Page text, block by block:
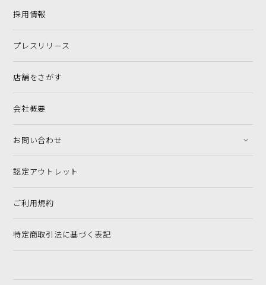
採用情報
プレスリリース
店舗をさがす
会社概要
お問い合わせ
認定アウトレット
ご利用規約
特定商取引法に基づく表記